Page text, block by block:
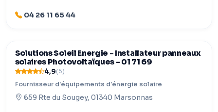
04 26 11 65 44
Solutions Soleil Energie - Installateur panneaux
solaires Photovoltaïques - 01 71 69
4,9(5)
Fournisseur d'équipements d'énergie solaire
659 Rte du Sougey, 01340 Marsonnas